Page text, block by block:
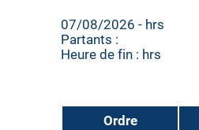
07/08/2026 - hrs
Partants :
Heure de fin : hrs
Ordre